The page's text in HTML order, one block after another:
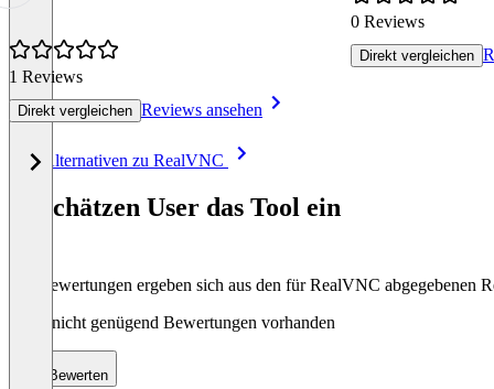
1 Reviews
Direkt vergleichen Reviews ansehen
0 Reviews
Direkt vergleichen
Alle Alternativen zu RealVNC
So schätzen User das Tool ein
Die Bewertungen ergeben sich aus den für RealVNC abgegebenen
Noch nicht genügend Bewertungen vorhanden
Bewerten